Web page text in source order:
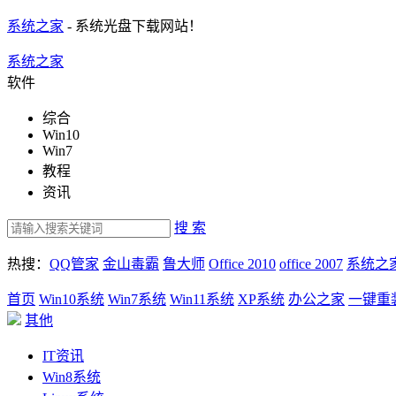
系统之家 - 系统光盘下载网站！
系统之家
软件
综合
Win10
Win7
教程
资讯
搜 索
热搜： QQ管家 金山毒霸 鲁大师 Office 2010 office 2007 系统之
首页 Win10系统 Win7系统 Win11系统 XP系统 办公之家 一键重
其他
IT资讯
Win8系统